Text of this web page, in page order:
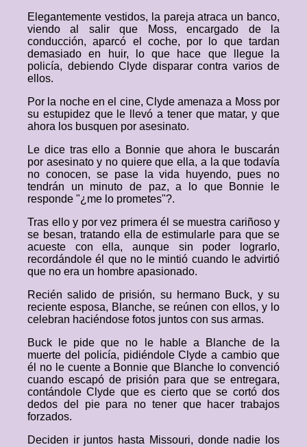
Elegantemente vestidos, la pareja atraca un banco,
viendo al salir que Moss, encargado de la
conducción, aparcó el coche, por lo que tardan
demasiado en huir, lo que hace que llegue la
policía, debiendo Clyde disparar contra varios de
ellos.
Por la noche en el cine, Clyde amenaza a Moss por
su estupidez que le llevó a tener que matar, y que
ahora los busquen por asesinato.
Le dice tras ello a Bonnie que ahora le buscarán
por asesinato y no quiere que ella, a la que todavía
no conocen, se pase la vida huyendo, pues no
tendrán un minuto de paz, a lo que Bonnie le
responde "¿me lo prometes"?.
Tras ello y por vez primera él se muestra cariñoso y
se besan, tratando ella de estimularle para que se
acueste con ella, aunque sin poder lograrlo,
recordándole él que no le mintió cuando le advirtió
que no era un hombre apasionado.
Recién salido de prisión, su hermano Buck, y su
reciente esposa, Blanche, se reúnen con ellos, y lo
celebran haciéndose fotos juntos con sus armas.
Buck le pide que no le hable a Blanche de la
muerte del policía, pidiéndole Clyde a cambio que
él no le cuente a Bonnie que Blanche lo convenció
cuando escapó de prisión para que se entregara,
contándole Clyde que es cierto que se cortó dos
dedos del pie para no tener que hacer trabajos
forzados.
Deciden ir juntos hasta Missouri, donde nadie los